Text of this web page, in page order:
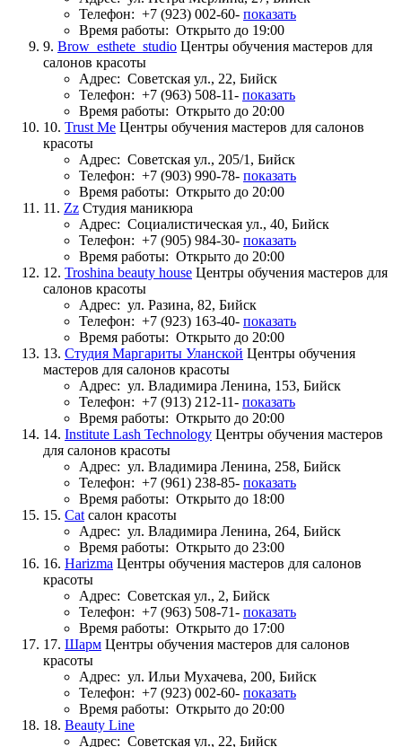
Телефон: +7 (923) 002-60- показать
Время работы: Открыто до 19:00
9. Brow_esthete_studio Центры обучения мастеров для
салонов красоты
Адрес: Советская ул., 22, Бийск
Телефон: +7 (963) 508-11- показать
Время работы: Открыто до 20:00
10. Trust Me Центры обучения мастеров для салонов
красоты
Адрес: Советская ул., 205/1, Бийск
Телефон: +7 (903) 990-78- показать
Время работы: Открыто до 20:00
11. Zz Студия маникюра
Адрес: Социалистическая ул., 40, Бийск
Телефон: +7 (905) 984-30- показать
Время работы: Открыто до 20:00
12. Troshina beauty house Центры обучения мастеров для
салонов красоты
Адрес: ул. Разина, 82, Бийск
Телефон: +7 (923) 163-40- показать
Время работы: Открыто до 20:00
13. Студия Маргариты Уланской Центры обучения
мастеров для салонов красоты
Адрес: ул. Владимира Ленина, 153, Бийск
Телефон: +7 (913) 212-11- показать
Время работы: Открыто до 20:00
14. Institute Lash Technology Центры обучения мастеров
для салонов красоты
Адрес: ул. Владимира Ленина, 258, Бийск
Телефон: +7 (961) 238-85- показать
Время работы: Открыто до 18:00
15. Cat салон красоты
Адрес: ул. Владимира Ленина, 264, Бийск
Время работы: Открыто до 23:00
16. Harizma Центры обучения мастеров для салонов
красоты
Адрес: Советская ул., 2, Бийск
Телефон: +7 (963) 508-71- показать
Время работы: Открыто до 17:00
17. Шарм Центры обучения мастеров для салонов
красоты
Адрес: ул. Ильи Мухачева, 200, Бийск
Телефон: +7 (923) 002-60- показать
Время работы: Открыто до 20:00
18. Beauty Line
Адрес: Советская ул., 22, Бийск